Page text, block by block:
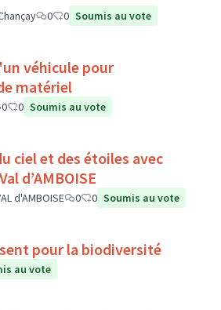
0 0 Soumis au vote
véhicule pour
matériel
0 0 Soumis au vote
ciel et des étoiles avec
en Val d’AMBOISE
d'AMBOISE 0 0 Soumis au vote
pour la biodiversité
au vote